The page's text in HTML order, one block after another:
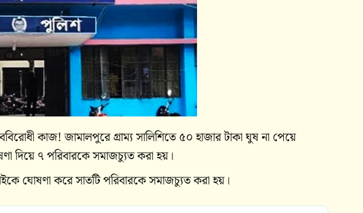
কাজ! জামালপুরে গ্রাম্য সালিশিতে ৫০ হাজার টাকা ঘুষ না পেয়ে
দিয়ে ৭ পরিবারকে সমাজচ্যুত করা হয়।
ঘোষণা করে সাতটি পরিবারকে সমাজচ্যুত করা হয়।